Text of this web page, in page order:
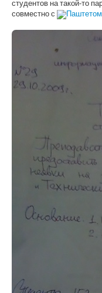
студентов на такой-то
совместно с
Паштетом